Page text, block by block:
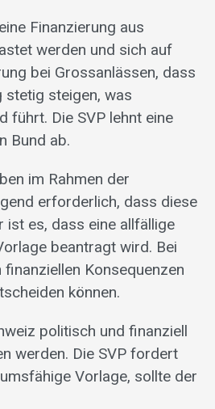
Finanzierung aus
werden und sich auf
bei Grossanlässen, dass
stetig steigen, was
führt. Die SVP lehnt eine
Bund ab.
im Rahmen der
erforderlich, dass diese
es, dass eine allfällige
beantragt wird. Bei
Konsequenzen
können.
politisch und finanziell
werden. Die SVP fordert
Vorlage, sollte der